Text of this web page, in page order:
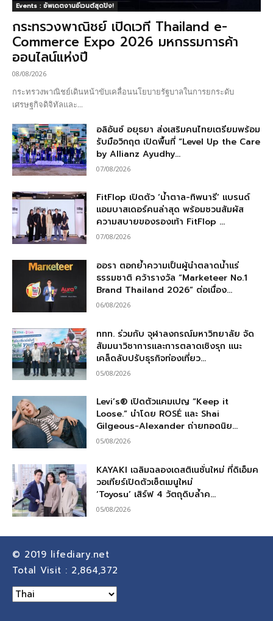
Events : อัพเดตงานอีเวนต์สุดปัง!
กระทรวงพาณิชย์ เปิดเวที Thailand e-
Commerce Expo 2026 มหกรรมการค้า
ออนไลน์แห่งปี
08/08/2026
กระทรวงพาณิชย์เดินหน้าขับเคลื่อนนโยบายรัฐบาลในการยกระดับ
เศรษฐกิจดิจิทัลและ...
อลิอันซ์ อยุธยา ส่งเสริมคนไทยเตรียมพร้อม
รับมือวิกฤต เปิดพื้นที่ “Level Up the Care
by Allianz Ayudhy...
07/08/2026
FitFlop เปิดตัว ‘น้ำตาล-ทิพนารี’ แบรนด์
แอมบาสเดอร์คนล่าสุด พร้อมชวนสัมผัส
ความสบายของรองเท้า FitFlop ...
07/08/2026
ออรา ตอกย้ำความเป็นผู้นำตลาดน้ำแร่
ธรรมชาติ คว้ารางวัล “Marketeer No.1
Brand Thailand 2026” ต่อเนื่อง...
06/08/2026
ททท. ร่วมกับ จุฬาลงกรณ์มหาวิทยาลัย จัด
สัมมนาวิชาการและการตลาดเชิงรุก แนะ
เคล็ดลับปรับธุรกิจท่องเที่ยว...
05/08/2026
Levi’s® เปิดตัวแคมเปญ “Keep it
Loose.” นำโดย ROSÉ และ Shai
Gilgeous-Alexander ถ่ายทอดนิย...
05/08/2026
KAYAKI เฉลิมฉลองเดสติเนชั่นใหม่ ที่ดิเอ็มค
วอเทียร์เปิดตัวเซ็ตเมนูใหม่
‘Toyosu’ เสิร์ฟ 4 วัตถุดิบล้ำค...
05/08/2026
© 2019 lifediary.net
Total Visit : 2,864,372